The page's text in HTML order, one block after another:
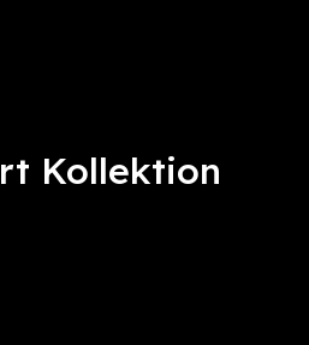
Kollektion